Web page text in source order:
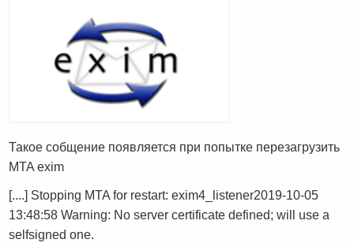
Такое собщение появляется при попытке перезагрузить
MTA exim
[....] Stopping MTA for restart: exim4_listener2019-10-05
13:48:58 Warning: No server certificate defined; will use a
selfsigned one.